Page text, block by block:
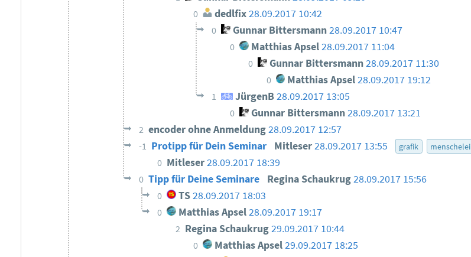
0 dedlfix28.09.2017 10:42
0 Gunnar Bittersmann28.09.2017 10:47
0 Matthias Apsel28.09.2017 11:04
0 Gunnar Bittersmann28.09.2017 11:30
0 Matthias Apsel 28.09.2017 19:12
1 JürgenB28.09.2017 13:05
0 Gunnar Bittersmann28.09.2017 13:21
2 encoder ohne Anmeldung28.09.2017 12:57
-1 Protipp für Dein Seminar Mitleser28.09.2017 13:55 grafik menschelei
0 Mitleser28.09.2017 18:39
0 Tipp für Deine Seminare Regina Schaukrug28.09.2017 15:56
0 TS 28.09.2017 18:03
0 Matthias Apsel 28.09.2017 19:17
2 Regina Schaukrug29.09.2017 10:44
0 Matthias Apsel29.09.2017 18:25